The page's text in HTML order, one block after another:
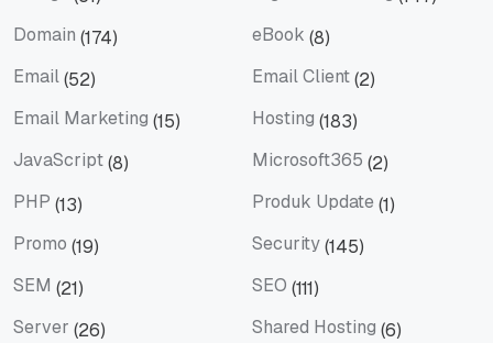
Domain (174) eBook (8)
Email(52) Email Client(2)
Email Marketing (15) Hosting (183)
JavaScript(8) Microsoft365 (2)
PHP (13) Produk Update (1)
Promo (19) Security(145)
SEM (21) SEO (111)
Server (26) Shared Hosting (6)